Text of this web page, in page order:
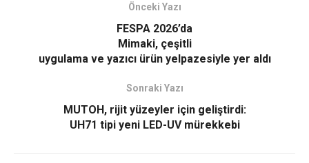
Önceki Yazı
FESPA 2026’da
Mimaki, çeşitli
uygulama ve yazıcı ürün yelpazesiyle yer aldı
Sonraki Yazı
MUTOH, rijit yüzeyler için geliştirdi:
UH71 tipi yeni LED-UV mürekkebi